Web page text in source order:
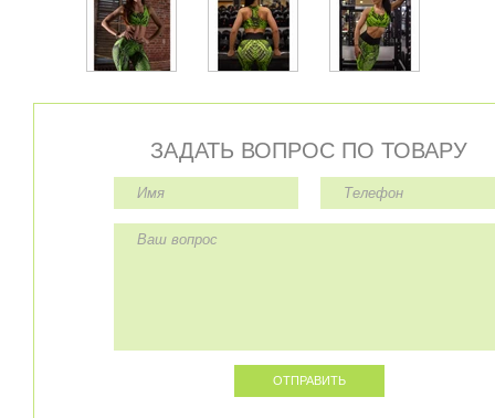
ЗАДАТЬ ВОПРОС ПО ТОВАРУ